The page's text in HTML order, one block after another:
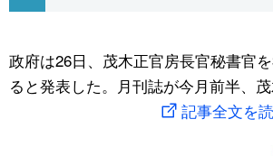
文化
動画/Live
スポーツ・東京2020
政府は26日、茂木正官房長官秘書官
ると発表した。月刊誌が今月前半、
記事全文を